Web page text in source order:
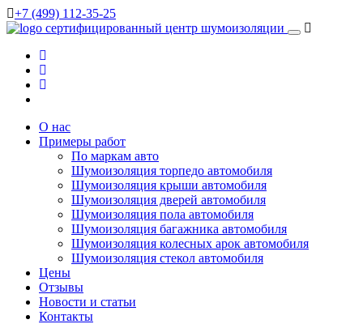
+7 (499) 112-35-25
сертифицированный центр шумоизоляции
О нас
Примеры работ
По маркам авто
Шумоизоляция торпедо автомобиля
Шумоизоляция крыши автомобиля
Шумоизоляция дверей автомобиля
Шумоизоляция пола автомобиля
Шумоизоляция багажника автомобиля
Шумоизоляция колесных арок автомобиля
Шумоизоляция стекол автомобиля
Цены
Отзывы
Новости и статьи
Контакты